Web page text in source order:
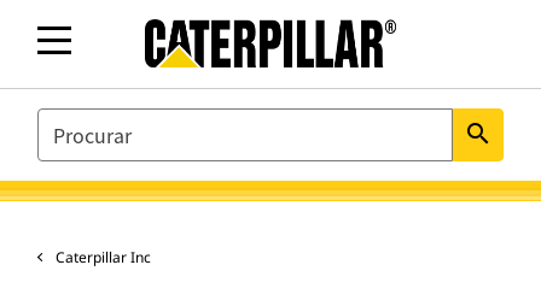
SEARCH search
Caterpillar Inc